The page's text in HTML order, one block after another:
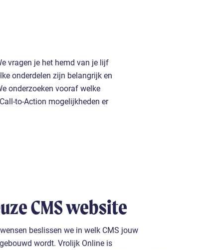
vragen je het hemd van je lijf
onderdelen zijn belangrijk en
onderzoeken vooraf welke
to-Action mogelijkheden er
CMS website
beslissen we in welk CMS jouw
wordt. Vrolijk Online is